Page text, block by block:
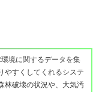
境に関するデータを集
やすくしてくれるシステ
林破壊の状況や、大気汚